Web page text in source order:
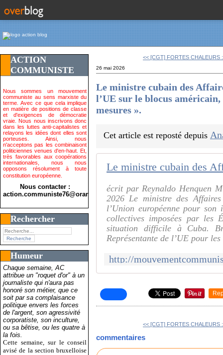
ACTION
COMMUNISTE
Nous sommes un mouvement
communiste au sens marxiste du
terme. Avec ce que cela implique
en matière de positions de classe
et d'exigences de démocratie
vraie. Nous nous inscrivons donc
dans les luttes anti-capitalistes et
relayons les idées dont elles sont
porteuses. Ainsi, nous
n'acceptons pas les combinaisont
politiciennes venues d'en-haut. Et,
très favorables aux coopérations
internationales, nous nous
opposons résolument à toute
constitution européenne.
Nous contacter :
action.communiste76@orange.fr>
Rechercher
Humeur
Chaque semaine, AC
attribue un "roquet d'or" à un
journaliste qui n'aura pas
honoré son métier, que ce
soit par sa complaisance
politique envers les forces
de l'argent, son agressivité
corporatiste, son inculture,
ou sa bêtise, ou les quatre à
la fois.
Cette semaine, sur le conseil
avisé de la section bruxelloise
<< [CGT] FORTES CHALEURS
26 mai 2026
Le ministre cubain des
l’UE sur le blocus
mesures ».
Cet article est reposté depuis
écrit par Reynaldo Henquen
2026 Le ministre des
l’Union européenne pour son
collectives imposées par les
situation difficile à Cuba.
Représentante de l’UE pour les
<< [CGT] FORTES CHALEURS
commentaires